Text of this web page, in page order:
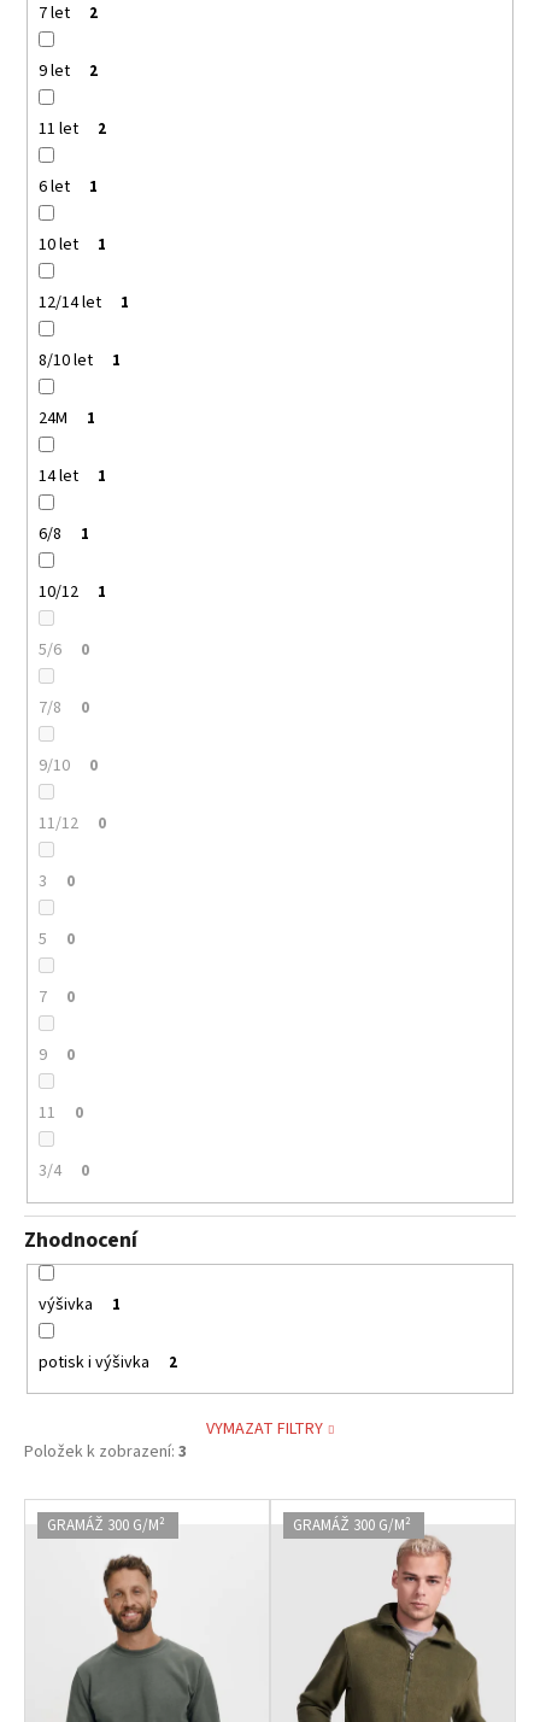
7 let 2
9 let 2
11 let 2
6 let 1
10 let 1
12/14 let 1
8/10 let 1
24M 1
14 let 1
6/8 1
10/12 1
5/6 0
7/8 0
9/10 0
11/12 0
3 0
5 0
7 0
9 0
11 0
3/4 0
Zhodnocení
výšivka 1
potisk i výšivka 2
VYMAZAT FILTRY
Položek k zobrazení: 3
V
ý GRAMÁŽ 300 G/M² GRAMÁŽ 300 G/M²